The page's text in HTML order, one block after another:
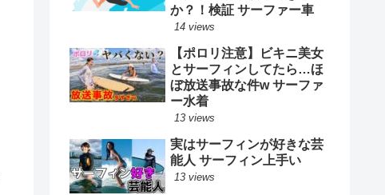
か？！検証 サーファー車
14 views
【ポロリ注意】ビキニ美女
とサーフィンしてたら…ほ
ぼ放送事故な件w サーファ
ー水着
13 views
実はサーフィンが好きな芸
能人 サーフィン上手い
13 views